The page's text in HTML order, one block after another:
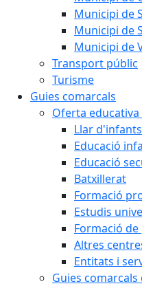
Municipi de
Municipi de
Municipi de
Transport públic
Turisme
Guies comarcals
Oferta
Llar d'infants
Educació
Educació
Batxillerat
Formació
Estudis
Formació
Altres
Entitats i
Guies